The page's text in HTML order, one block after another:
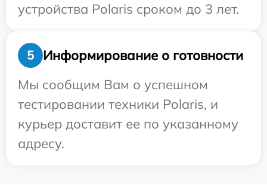
устройства Polaris сроком до 3 лет.
5
Информирование о готовности
Мы сообщим Вам о успешном
тестировании техники Polaris, и
курьер доставит ее по указанному
адресу.